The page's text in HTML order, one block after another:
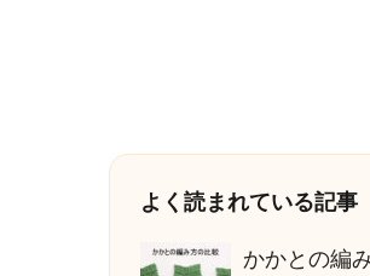
よく読まれている記事
かかとの編